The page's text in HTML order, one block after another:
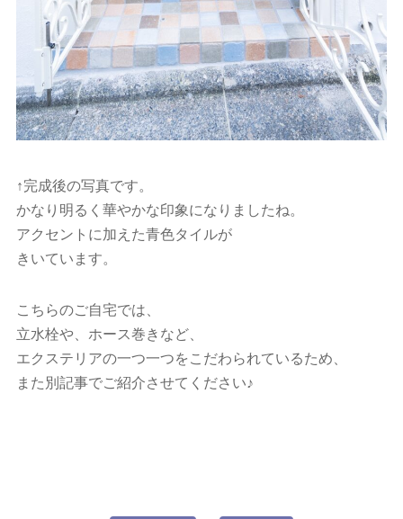
↑完成後の写真です。
かなり明るく華やかな印象になりましたね。
アクセントに加えた青色タイルが
きいています。
こちらのご自宅では、
立水栓や、ホース巻きなど、
エクステリアの一つ一つをこだわられているため、
また別記事でご紹介させてください♪